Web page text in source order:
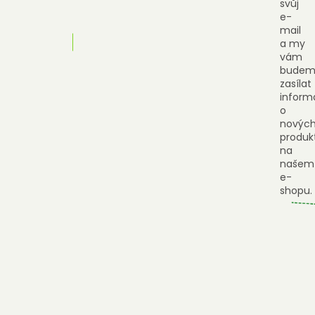
svůj
e-
mail
a my
vám
zasílat
o
nových
na
našem
e-
shopu.